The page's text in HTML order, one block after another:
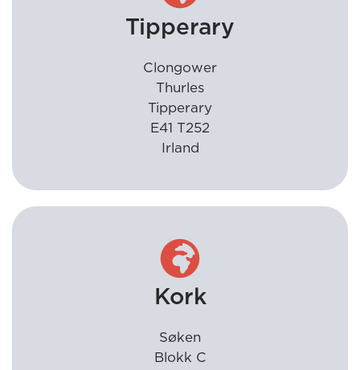
Tipperary
Clongower
Thurles
Tipperary
E41 T252
Irland
Kork
Søken
Blokk C